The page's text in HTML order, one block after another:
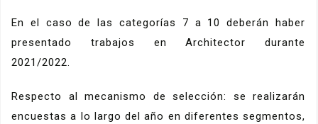
En el caso de las categorías 7 a 10 deberán haber
presentado trabajos en Architector durante
2021/2022.
Respecto al mecanismo de selección: se realizarán
encuestas a lo largo del año en diferentes segmentos,